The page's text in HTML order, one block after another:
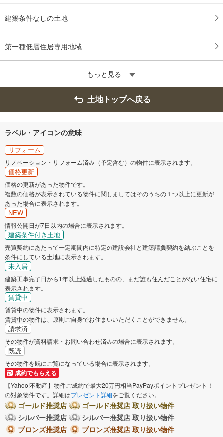
建築条件なしの土地
第一種低層住居専用地域
もっと見る
土地トップへ戻る
ラベル・アイコンの意味
リフォーム
リノベーション・リフォーム済み（予定含む）の物件に表示されます。
価格更新
価格の更新があった物件です。
複数の価格が表示されている物件に関しましてはそのうちの１つ以上に更新が
あった場合に表示されます。
NEW
情報公開日が7日以内の場合に表示されます。
建築条件付き土地
売買契約にあたって一定期間内に特定の建設会社と建築請負契約を結ぶことを
条件にしている土地に表示されます。
未入居
建築工事完了日から1年以上経過したものの、まだ誰も住んだことがない住宅に
表示されます。
賃貸中
賃貸中の物件に表示されます。
賃貸中の物件は、原則ご自身でお住まいいただくことができません。
請求済
その物件が資料請求・お問い合わせ済みの場合に表示されます。
既読
その物件を既にご覧になっている場合に表示されます。
成約でもらえる
【Yahoo!不動産】物件ご成約で最大20万円相当PayPayポイントプレゼント！
の対象物件です。詳細はプレゼント詳細をご覧ください。
ゴールド推奨店
ゴールド推奨店 取り扱い物件
シルバー推奨店
シルバー推奨店 取り扱い物件
ブロンズ推奨店
ブロンズ推奨店 取り扱い物件